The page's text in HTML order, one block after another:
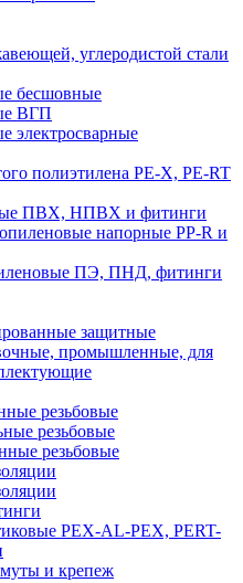
углеродистой стали
бесшовные
ВГП
электросварные
полиэтилена PE-X, PE-RT
ПВХ, НПВХ и фитинги
напорные PP-R и
ПЭ, ПНД, фитинги
защитные
промышленные, для
резьбовые
резьбовые
резьбовые
PEX-AL-PEX, PERT-
и крепеж